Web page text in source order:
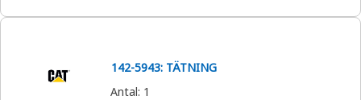
142-5943: TÄTNING
Antal: 1